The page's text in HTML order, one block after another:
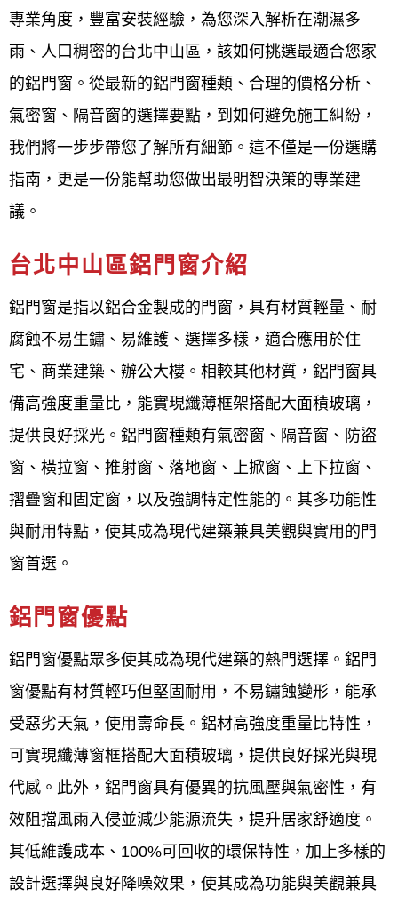
門窗樣式,台北中山區鋁門窗材料規格,台北中山區落地
鋁門窗樣式,台北中山區客廳鋁門窗樣式,台北中山區鋁
門窗樣式價格,台北中山區廚房鋁門窗樣式,台北中山區
鋁門窗款式,台北中山區鋁門窗顏色,台北中山區現成鋁
窗尺寸,台北中山區陽台鋁窗價格,台北中山區氣密窗價
格,台北中山區氣密窗推薦,台北中山區鋁門樣式,台北
中山區鋁門窗五金材料,台北中山區鋁門窗五金材料行,
台北中山區鋁門窗輪子哪裡買,鋁門窗五金材料行台北
中山區,台北中山區鋁材料行,台北中山區鋁門窗配件,
台北中山區鋁門窗材料行,台北中山區鋁窗五金,台北中
山區鋁管材料行,台北中山區紗窗材料哪裡買,台北中山
區鋁料,台北中山區鋁門窗材料哪裡買,台北中山區鋁材
行,台北中山區鋁門窗材料批發,鋁門窗維修台北中山
區,台北中山區修理鋁門窗價格,台北中山區鋁門窗軌道
修理,台北中山區鋁門窗滑輪更換,台北中山區紗窗修理
推薦,台北中山區修理紗窗,台北中山區換紗窗價格,台
北中山區紗窗修理價格,台北中山區紗窗更換價格,台北
窗廠商嗎？台北中山區鋁門窗推薦
廠商：
鋁門窗工程宅急便 是一家提供台北中山區各式室內外
門窗設計、製造與施工服務的專業鋁門窗廠商，服務
對象包括設計師與一般家庭客戶，並強調嚴格的品質
要求、細緻的施工前溝通、完善的售後服務以及工廠
自營才能提供平實合理的價格。 服務項目涵蓋隔音氣
密窗、格子窗、採光罩、淋浴拉門、店面門等多種產
專業角度，豐富安裝經驗，為您深入解析在潮濕多
雨、人口稠密的台北中山區，該如何挑選最適合您家
的鋁門窗。從最新的鋁門窗種類、合理的價格分析、
氣密窗、隔音窗的選擇要點，到如何避免施工糾紛，
我們將一步步帶您了解所有細節。這不僅是一份選購
指南，更是一份能幫助您做出最明智決策的專業建
議。
台北中山區鋁門窗介紹
鋁門窗是指以鋁合金製成的門窗，具有材質輕量、耐
腐蝕不易生鏽、易維護、選擇多樣，適合應用於住
宅、商業建築、辦公大樓。相較其他材質，鋁門窗具
備高強度重量比，能實現纖薄框架搭配大面積玻璃，
提供良好採光。鋁門窗種類有氣密窗、隔音窗、防盜
窗、橫拉窗、推射窗、落地窗、上掀窗、上下拉窗、
摺疊窗和固定窗，以及強調特定性能的。其多功能性
與耐用特點，使其成為現代建築兼具美觀與實用的門
窗首選。
鋁門窗優點
鋁門窗優點眾多使其成為現代建築的熱門選擇。鋁門
窗優點有材質輕巧但堅固耐用，不易鏽蝕變形，能承
受惡劣天氣，使用壽命長。鋁材高強度重量比特性，
可實現纖薄窗框搭配大面積玻璃，提供良好採光與現
代感。此外，鋁門窗具有優異的抗風壓與氣密性，有
效阻擋風雨入侵並減少能源流失，提升居家舒適度。
其低維護成本、100%可回收的環保特性，加上多樣的
設計選擇與良好降噪效果，使其成為功能與美觀兼具